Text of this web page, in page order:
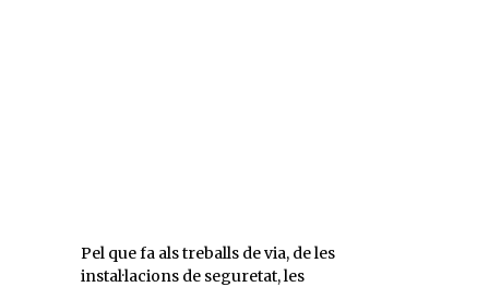
Pel que fa als treballs de via, de les
instal·lacions de seguretat, les